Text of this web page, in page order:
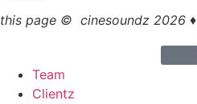
this page © cinesoundz 2026 ♦
Team
Clientz